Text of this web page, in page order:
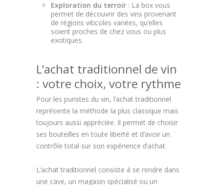
Exploration du terroir : La box vous
permet de découvrir des vins provenant
de régions viticoles variées, qu’elles
soient proches de chez vous ou plus
exotiques.
L’achat traditionnel de vin
: votre choix, votre rythme
Pour les puristes du vin, l’achat traditionnel
représente la méthode la plus classique mais
toujours aussi appréciée. Il permet de choisir
ses bouteilles en toute liberté et d’avoir un
contrôle total sur son expérience d’achat.
L’achat traditionnel consiste à se rendre dans
une cave, un magasin spécialisé ou un